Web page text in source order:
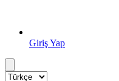
Giriş Yap